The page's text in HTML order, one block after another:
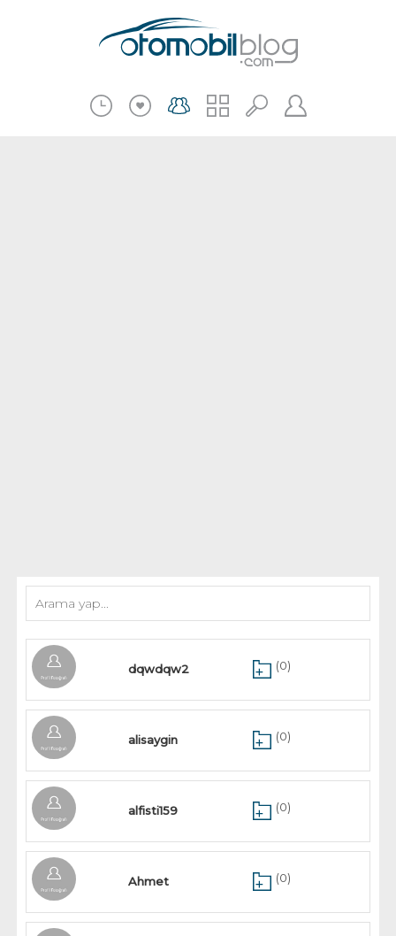
dqwdqw2 (0)
alisaygin (0)
alfisti159 (0)
Ahmet (0)